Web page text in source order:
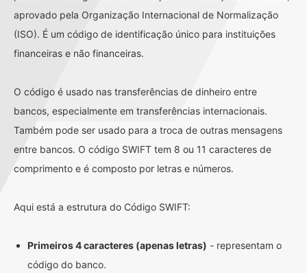
aprovado pela Organização Internacional de Normalização
(ISO). É um código de identificação único para instituições
financeiras e não financeiras.
O código é usado nas transferências de dinheiro entre
bancos, especialmente em transferências internacionais.
Também pode ser usado para a troca de outras mensagens
entre bancos. O código SWIFT tem 8 ou 11 caracteres de
comprimento e é composto por letras e números.
Aqui está a estrutura do Código SWIFT:
Primeiros 4 caracteres (apenas letras) - representam o
código do banco.